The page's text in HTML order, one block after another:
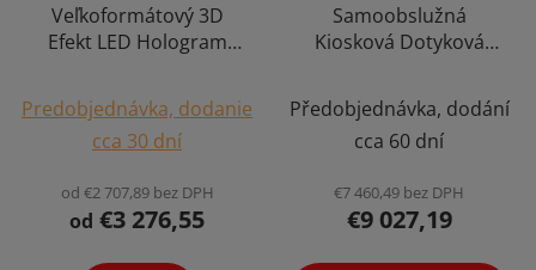
Veľkoformátový 3D
Efekt LED Hologram
s Ultra HD Rozlíšením
Holofan Reklamný
Pútač Fan Výber
Predobjednávka, dodanie
cca 30 dní
od €2 707,89 bez DPH
od €3 276,55
Samoobslužná
Kiosková Dotyková
Kiosk Fotokabína Selfie
ID Photo Booth,
Tlačiareň DNP s
Terminálom a
Vlastným SW
Předobjednávka, dodání
cca 60 dní
€7 460,49 bez DPH
€9 027,19